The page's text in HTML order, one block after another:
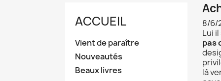
ACCUEIL
Vient de paraître
Nouveautés
Beaux livres
8/6/
Lui
pas
là